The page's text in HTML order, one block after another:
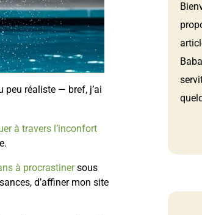
peu réaliste — bref, j’ai
à travers l’inconfort
à procrastinersous
d’affiner mon site